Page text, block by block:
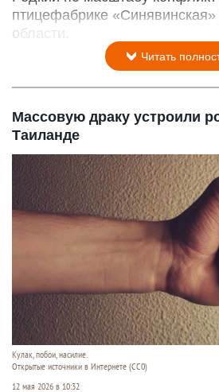
птицефабрике «Синявинская»
области.
Читать
Массовую драку устроили
Таиланде
Кулак, побои, насилие.
Открытые источники в Интернете (СС0)
12 мая 2026 в 10:32